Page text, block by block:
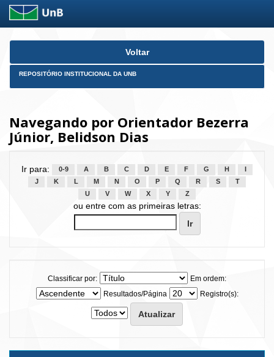
Skip
Voltar
REPOSITÓRIO INSTITUCIONAL DA UNB
Navegando por Orientador Bezerra
Júnior, Belidson Dias
Ir para: 0-9 A B C D E F G H
J
K L M N O P Q R S
T
U
V W X Y Z
ou entre com as primeiras letras:
Classificar por:
Em ordem:
Resultados/Página
Registro(s):